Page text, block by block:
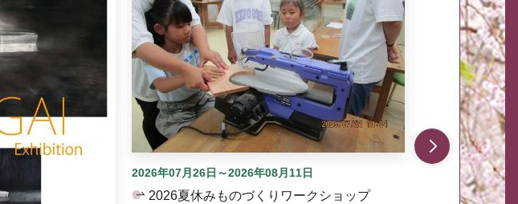
2026年07月26日～2026年08月11日
2026夏休みものづくりワークショップ